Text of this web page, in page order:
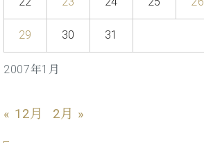
コ
ン
ト
イ
ン・
ジ
ャ
パ
取
タ
イ
ン
色
ー
ス
(お
知
ら
デ
デ
ラ
舗
ま
で
趣
ロ
グ
2007年1月
29 30 31
« 12月 2月 »